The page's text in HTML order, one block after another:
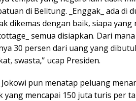
di Belitung. _Enggak_ ada di
dikemas dengan baik, siapa yang
semua disiapkan. Dari
30 persen dari uang yang
swasta,” ucap Presiden.
pun menatap peluang
yang mencapai 150 juta turis per